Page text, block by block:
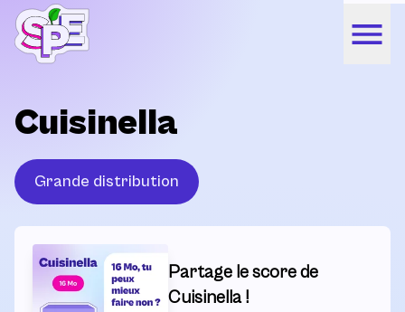
Cuisinella
Grande distribution
Partage le score de
Cuisinella !